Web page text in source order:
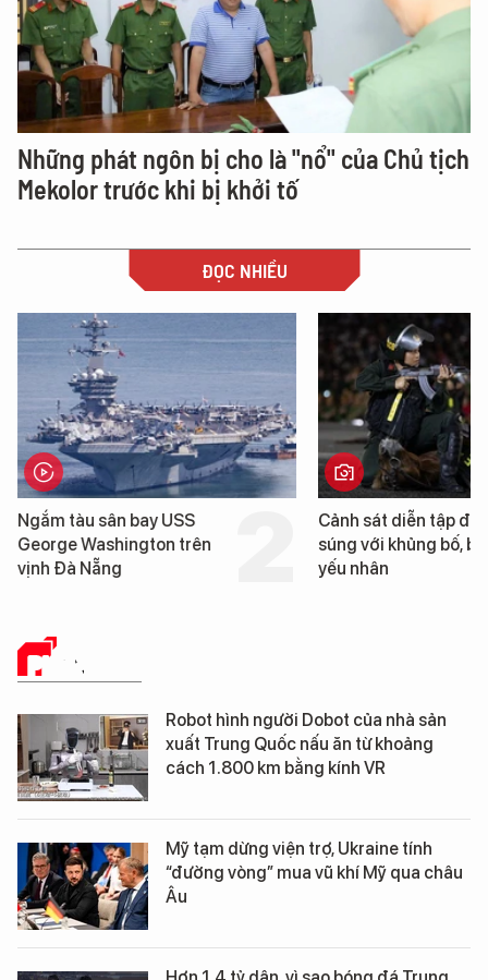
Những phát ngôn bị cho là "nổ" của Chủ tịch
Mekolor trước khi bị khởi tố
ĐỌC NHIỀU
Ngắm tàu sân bay USS
George Washington trên
vịnh Đà Nẵng
Cảnh sát diễn tập
súng với khủng bố,
yếu nhân
PHÂN TÍCH
Robot hình người Dobot của nhà sản
xuất Trung Quốc nấu ăn từ khoảng
cách 1.800 km bằng kính VR
Mỹ tạm dừng viện trợ, Ukraine tính
“đường vòng” mua vũ khí Mỹ qua châu
Âu